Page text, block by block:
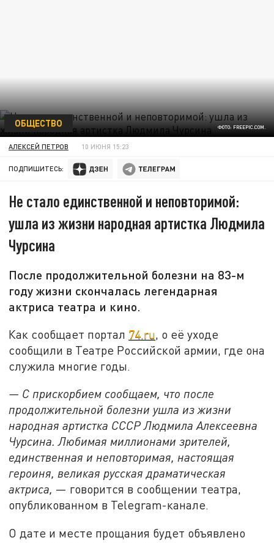
ФОТО: FREEPIC.COM.
ОБЩЕСТВО
АЛЕКСЕЙ ПЕТРОВ 10 ИЮНЯ 15:23
ПОДПИШИТЕСЬ:
Не стало единственной и неповторимой:
ушла из жизни народная артистка Людмила
Чурсина
После продолжительной болезни на 83-м
году жизни скончалась легендарная
актриса театра и кино.
Как сообщает портал 74.ru, о её уходе
сообщили в Театре Российской армии, где она
служила многие годы.
— С прискорбием сообщаем, что после
продолжительной болезни ушла из жизни
народная артистка СССР Людмила Алексеевна
Чурсина. Любимая миллионами зрителей,
единственная и неповторимая, настоящая
героиня, великая русская драматическая
актриса, — говорится в сообщении театра,
опубликованном в Telegram-канале.
О дате и месте прощания будет объявлено